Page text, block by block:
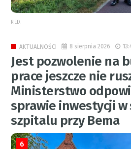
RED.
AKTUALNOŚCI 8 sierpnia 2026
Jest pozwolenie na
prace jeszcze nie
Ministerstwo
sprawie inwestycji
szpitalu przy Bema
6